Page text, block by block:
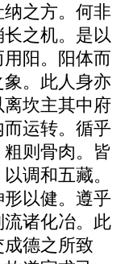
之方。何非
之机。是以
阳。阳体而
。此人身亦
坎主其中府
运转。循乎
则骨肉。皆
调和五藏。
以健。遵乎
诸化冶。此
德之所致